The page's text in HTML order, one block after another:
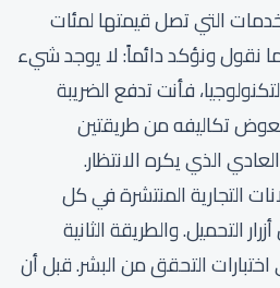
التي تصل قيمتها لمئات
نقول ونؤكد دائماً: لا يوجد شيء
فأنت تدفع الضريبة
تكاليفه من طريقتين
الذي يكره الانتظار.
التجارية المنتشرة في كل
التحميل. والطريقة الثانية
اختبارات التحقق من البشر. قبل أن